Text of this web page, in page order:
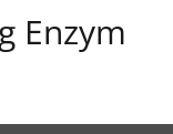
Enzym